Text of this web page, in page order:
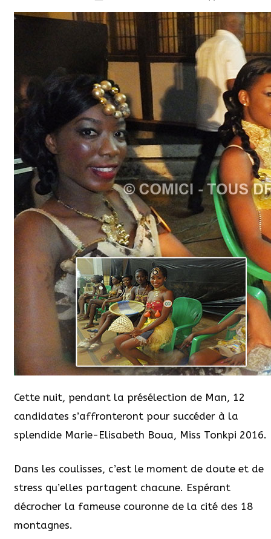
Cette nuit, pendant la présélection de Man, 12
candidates s’affronteront pour succéder à la
splendide Marie-Elisabeth Boua, Miss Tonkpi 2016.
Dans les coulisses, c’est le moment de doute et de
stress qu’elles partagent chacune. Espérant
décrocher la fameuse couronne de la cité des 18
montagnes.